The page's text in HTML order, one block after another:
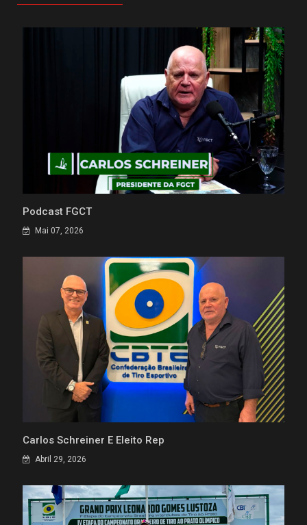
Podcast FGCT
Mai 07, 2026
Carlos Schreiner É Eleito Rep
Abril 29, 2026